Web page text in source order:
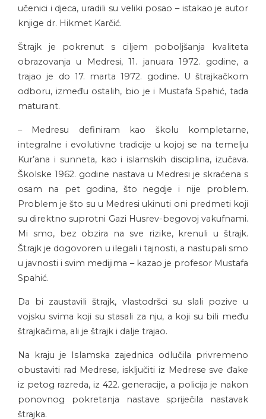
učenici i djeca, uradili su veliki posao – istakao je autor
knjige dr. Hikmet Karčić.
Štrajk je pokrenut s ciljem poboljšanja kvaliteta
obrazovanja u Medresi, 11. januara 1972. godine, a
trajao je do 17. marta 1972. godine. U štrajkačkom
odboru, između ostalih, bio je i Mustafa Spahić, tada
maturant.
– Medresu definiram kao školu kompletarne,
integralne i evolutivne tradicije u kojoj se na temelju
Kur’ana i sunneta, kao i islamskih disciplina, izučava.
Školske 1962. godine nastava u Medresi je skraćena s
osam na pet godina, što negdje i nije problem.
Problem je što su u Medresi ukinuti oni predmeti koji
su direktno suprotni Gazi Husrev-begovoj vakufnami.
Mi smo, bez obzira na sve rizike, krenuli u štrajk.
Štrajk je dogovoren u ilegali i tajnosti, a nastupali smo
u javnosti i svim medijima – kazao je profesor Mustafa
Spahić.
Da bi zaustavili štrajk, vlastodršci su slali pozive u
vojsku svima koji su stasali za nju, a koji su bili među
štrajkačima, ali je štrajk i dalje trajao.
Na kraju je Islamska zajednica odlučila privremeno
obustaviti rad Medrese, isključiti iz Medrese sve đake
iz petog razreda, iz 422. generacije, a policija je nakon
ponovnog pokretanja nastave spriječila nastavak
štrajka.